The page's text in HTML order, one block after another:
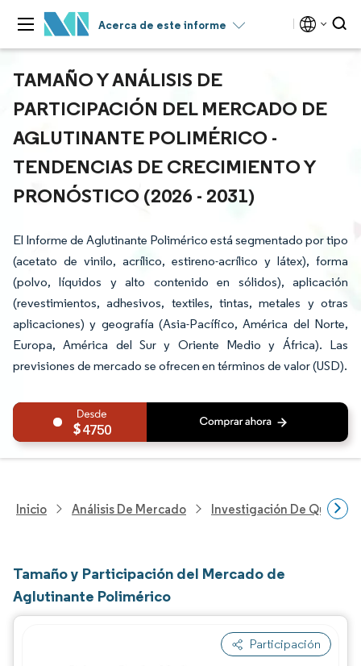
Acerca de este informe
TAMAÑO Y ANÁLISIS DE
PARTICIPACIÓN DEL MERCADO DE
AGLUTINANTE POLIMÉRICO -
TENDENCIAS DE CRECIMIENTO Y
PRONÓSTICO (2026 - 2031)
El Informe de Aglutinante Polimérico está segmentado por tipo
(acetato de vinilo, acrílico, estireno-acrílico y látex), forma
(polvo, líquidos y alto contenido en sólidos), aplicación
(revestimientos, adhesivos, textiles, tintas, metales y otras
aplicaciones) y geografía (Asia-Pacífico, América del Norte,
Europa, América del Sur y Oriente Medio y África). Las
previsiones de mercado se ofrecen en términos de valor (USD).
4750
Inicio Análisis De Mercado Investigación De
Tamaño y Participación del Mercado de
Aglutinante Polimérico
Participación